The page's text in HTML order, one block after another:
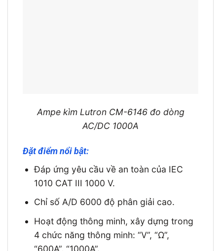
Ampe kìm Lutron CM-6146 đo dòng
AC/DC 1000A
Đặt điểm nổi bật:
Đáp ứng yêu cầu về an toàn của IEC
1010 CAT III 1000 V.
Chỉ số A/D 6000 độ phân giải cao.
Hoạt động thông minh, xây dựng trong
4 chức năng thông minh: “V”, “Ω”,
“600A”, “1000A”.